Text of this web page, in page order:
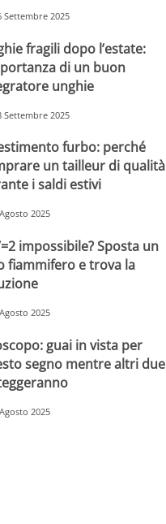
Settembre 2025
fragili dopo l’estate:
di un buon
unghie
Settembre 2025
furbo: perché
un tailleur di qualità
i saldi estivi
2025
impossibile? Sposta un
fiammifero e trova la
2025
guai in vista per
segno mentre altri due
2025